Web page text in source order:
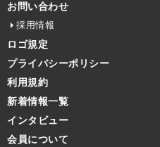
お問い合わせ
採用情報
ロゴ規定
プライバシーポリシー
利用規約
新着情報一覧
インタビュー
会員について